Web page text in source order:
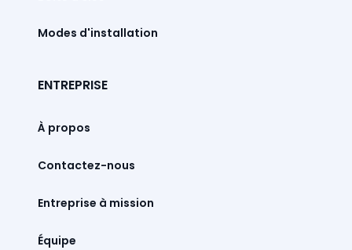
Modes d'installation
ENTREPRISE
À propos
Contactez-nous
Entreprise à mission
Équipe